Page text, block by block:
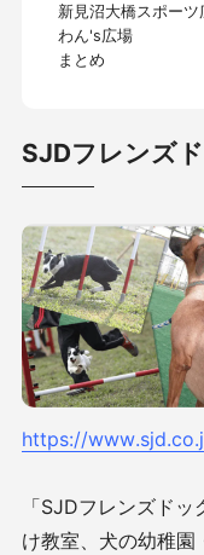
新見沼大橋スポー
わん's広場
まとめ
SJDフレンズ
https://
「SJDフレンズド
け教室、犬の幼稚園